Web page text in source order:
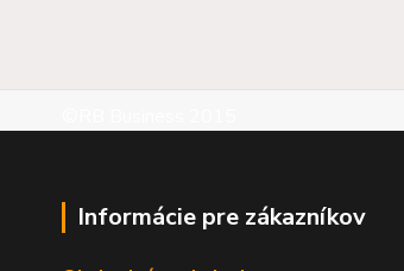
Informácie pre zákazníkov